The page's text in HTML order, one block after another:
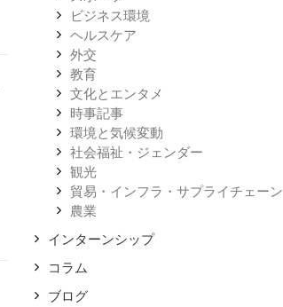
ビジネス環境
ヘルスケア
外交
教育
文化とエンタメ
時事記事
環境と気候変動
社会福祉・ジェンダー
観光
貿易・インフラ・サプライチェーン
農業
インターンシップ
コラム
ブログ